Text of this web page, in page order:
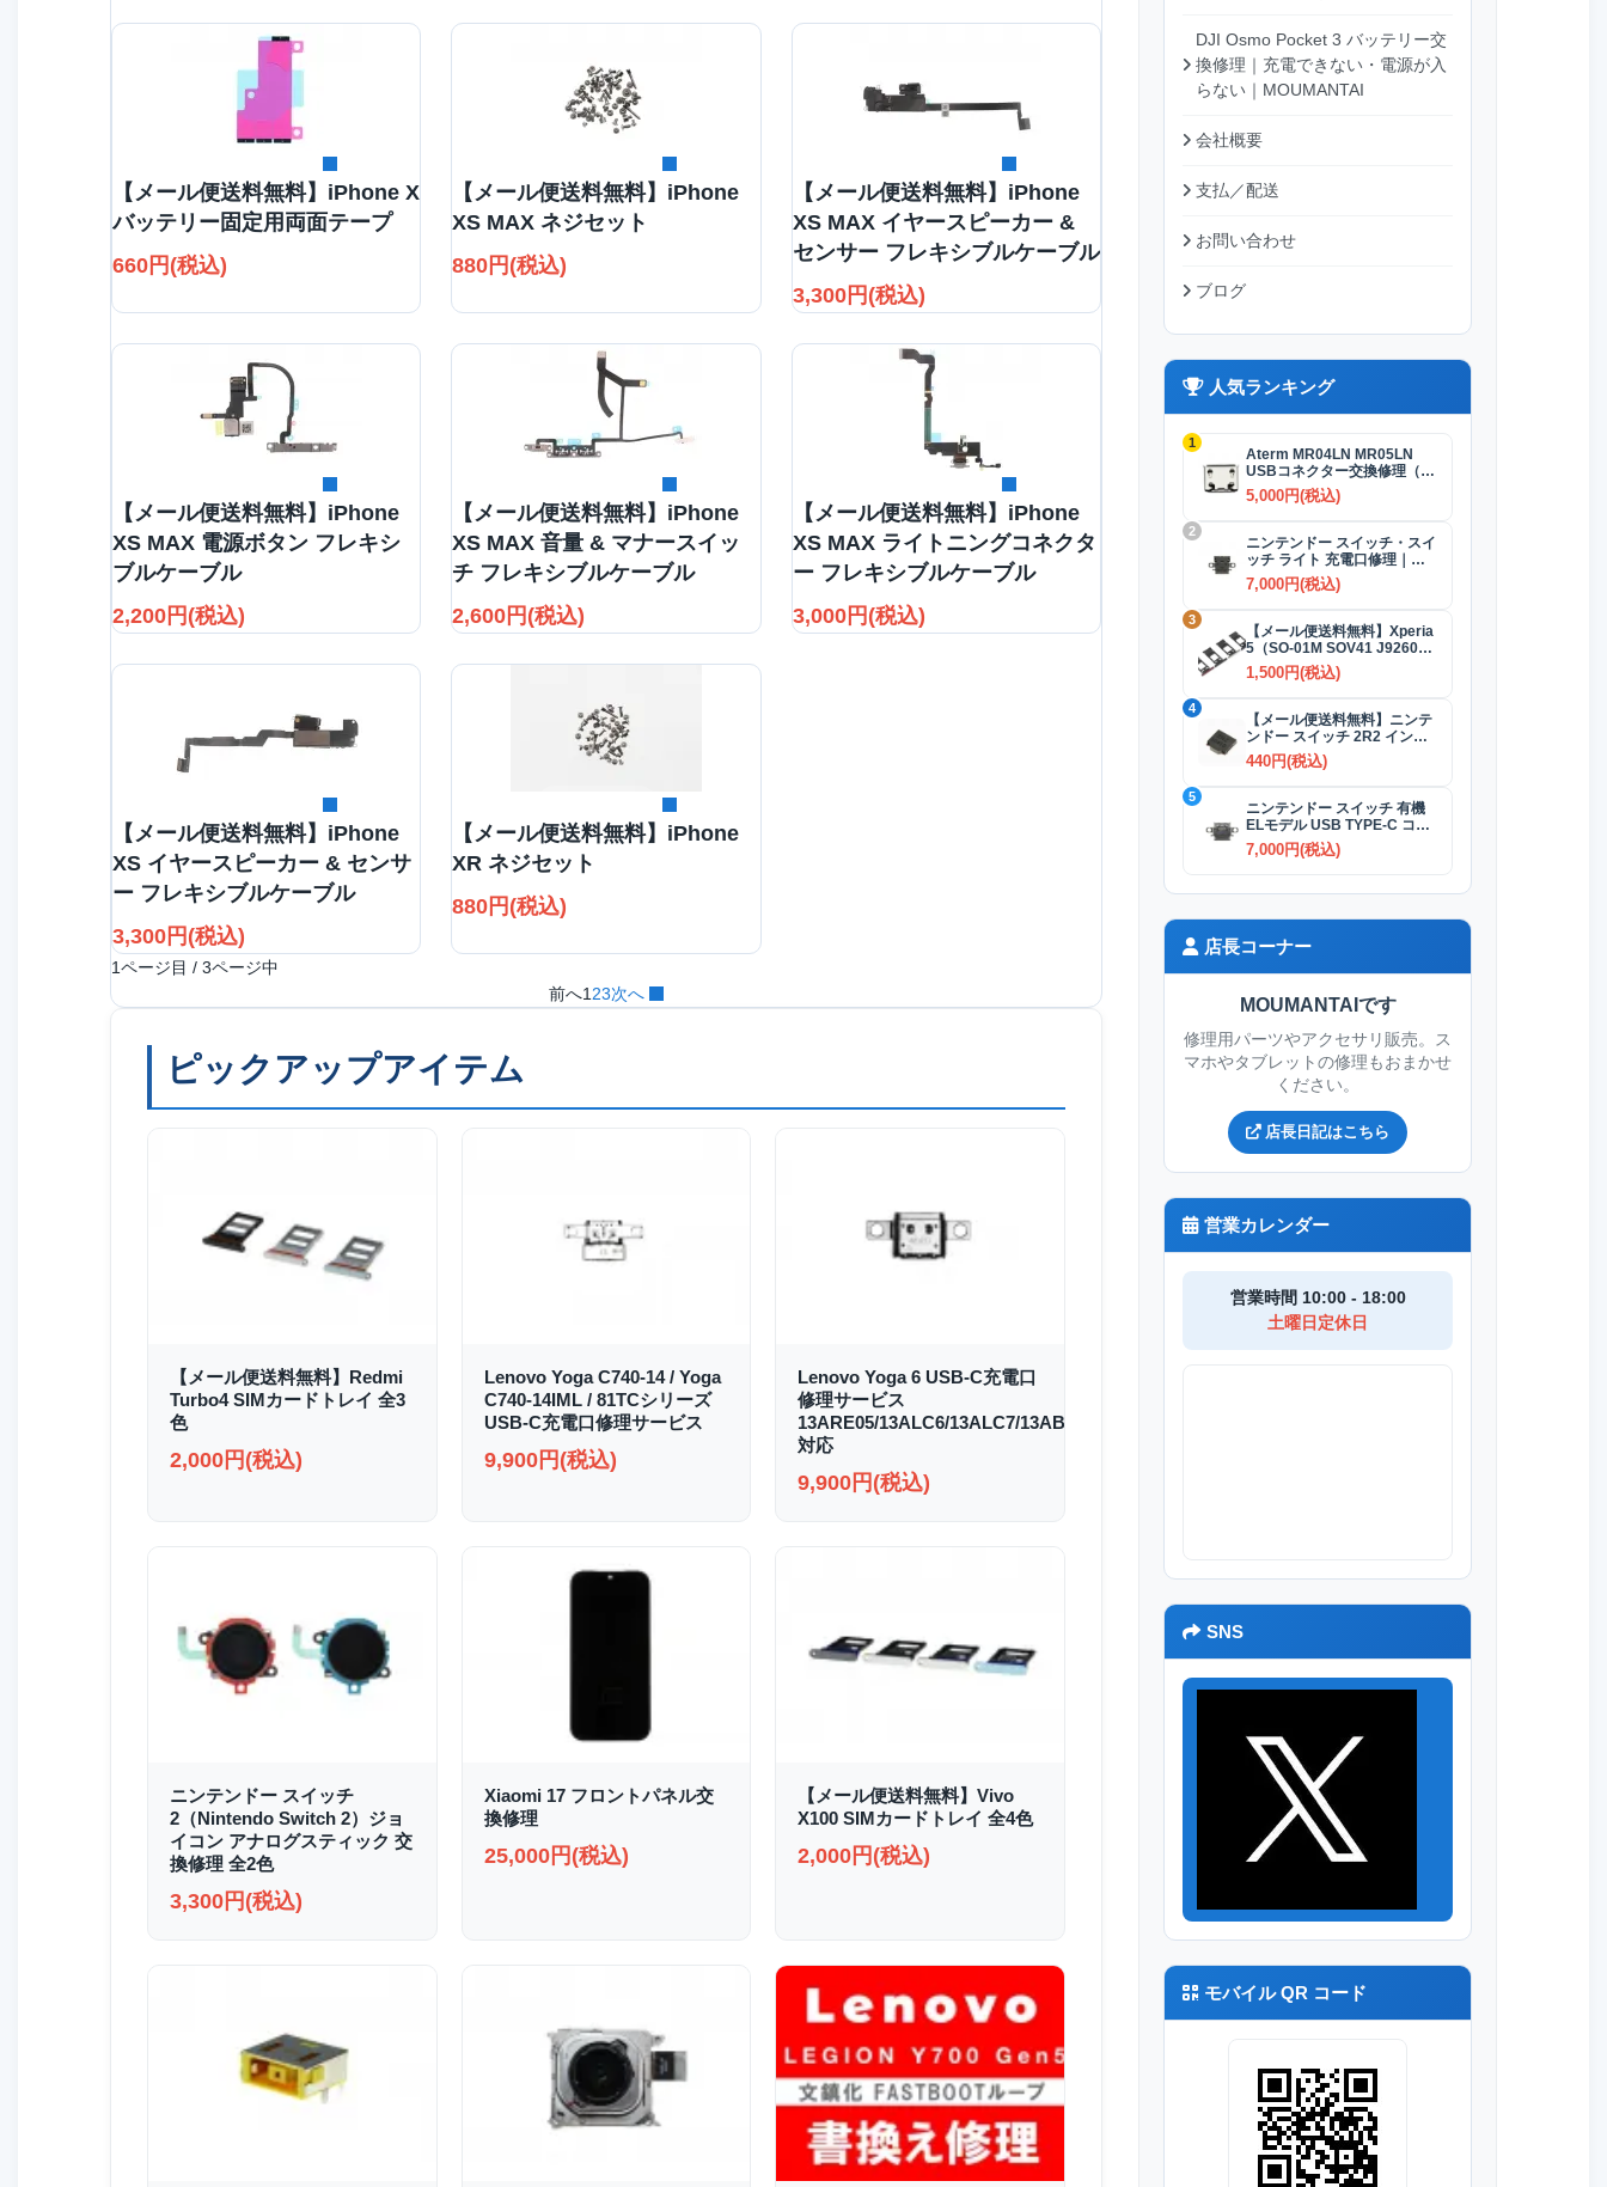
【メール便送料無料】iPhone X
バッテリー固定用両面テープ
660円(税込)
【メール便送料無料】iPhone
XS MAX ネジセット
880円(税込)
【メール便送料無料】iPhone
XS MAX イヤースピーカー &
センサー フレキシブルケーブル
3,300円(税込)
【メール便送料無料】iPhone
XS MAX 電源ボタン フレキシ
ブルケーブル
2,200円(税込)
【メール便送料無料】iPhone
XS MAX 音量 & マナースイッ
チ フレキシブルケーブル
2,600円(税込)
【メール便送料無料】iPhone
XS MAX ライトニングコネクタ
ー フレキシブルケーブル
3,000円(税込)
【メール便送料無料】iPhone
XS イヤースピーカー & センサ
ー フレキシブルケーブル
3,300円(税込)
【メール便送料無料】iPhone
XR ネジセット
880円(税込)
1ページ目 / 3ページ中
前へ1 23次へ
ピックアップアイテム
【メール便送料無料】Redmi
Turbo4 SIMカードトレイ 全3
色
2,000円(税込)
Lenovo Yoga C740-14 / Yoga
C740-14IML / 81TCシリーズ
USB-C充電口修理サービス
9,900円(税込)
Lenovo Yoga 6 USB-C充電口
修理サービス
13ARE05/13ALC6/13ALC7/13ABR8
対応
9,900円(税込)
ニンテンドー スイッチ
2（Nintendo Switch 2）ジョ
イコン アナログスティック 交
換修理 全2色
3,300円(税込)
Xiaomi 17 フロントパネル交
換修理
25,000円(税込)
【メール便送料無料】Vivo
X100 SIMカードトレイ 全4色
2,000円(税込)
DJI Osmo Pocket 3 バッテリー交
換修理｜充電できない・電源が入
らない｜MOUMANTAI
会社概要
支払／配送
お問い合わせ
ブログ
人気ランキング
1
Aterm MR04LN MR05LN
USBコネクター交換修理（充
電）
5,000円(税込)
2
ニンテンドー スイッチ・スイ
ッチ ライト 充電口修理｜
USB-Cコネクター 交換修理
7,000円(税込)
3
【メール便送料無料】Xperia
5（SO-01M SOV41 J9260）
SIMカードトレイ 全4色
1,500円(税込)
4
【メール便送料無料】ニンテ
ンドー スイッチ 2R2 インダ
クタ(コイル)
440円(税込)
5
ニンテンドー スイッチ 有機
ELモデル USB TYPE-C コネ
クター交換修理
7,000円(税込)
店長コーナー
MOUMANTAIです
修理用パーツやアクセサリ販売。ス
マホやタブレットの修理もおまかせ
ください。
店長日記はこちら
営業カレンダー
営業時間 10:00 - 18:00
土曜日定休日
SNS
モバイル QR コード